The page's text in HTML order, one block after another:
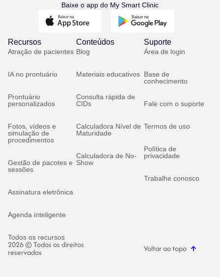
Baixe o app do My Smart Clinic
Recursos
Atração de pacientes
IA no prontuário
Prontuário
personalizados
Fotos, vídeos e
simulação de
procedimentos
Gestão de pacotes e
sessões
Assinatura eletrônica
Agenda inteligente
Todos os recursos
Conteúdos
Blog
Materiais educativos
Consulta rápida de
CIDs
Calculadora Nível de
Maturidade
Calculadora de No-
Show
Suporte
Área de login
Base de
conhecimento
Fale com o suporte
Termos de uso
Política de
privacidade
Trabalhe conosco
2026 © Todos os direitos
reservados Voltar ao topo